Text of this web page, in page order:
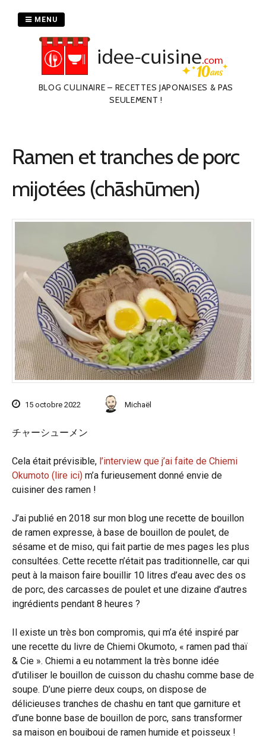
BLOG CULINAIRE – RECETTES JAPONAISES & PAS
SEULEMENT !
MENU
Ramen et tranches de porc
mijotées (chāshūmen)
15 octobre 2022 Michaël
チャーシューメン
Cela était prévisible, l’interview que j’ai faite de Chiemi
Okumoto (lire ici) m’a furieusement donné envie de
cuisiner des ramen !
J’ai publié en 2018 sur mon blog une recette de bouillon
de ramen expresse, à base de bouillon de poulet, de
sésame et de miso, qui fait partie de mes pages les plus
consultées. Cette recette n’était pas traditionnelle, car qui
peut à la maison faire bouillir 10 litres d’eau avec des os
de porc, des carcasses de poulet et une dizaine d’autres
ingrédients pendant 8 heures ?
Il existe un très bon compromis, qui m’a été inspiré par
une recette du livre de Chiemi Okumoto, « ramen pad thaï
& Cie ». Chiemi a eu notamment la très bonne idée
d’utiliser le bouillon de cuisson du chashu comme base de
soupe. D’une pierre deux coups, on dispose de
délicieuses tranches de chashu en tant que garniture et
d’une bonne base de bouillon de porc, sans transformer
sa maison en bouiboui de ramen humide et poisseux !